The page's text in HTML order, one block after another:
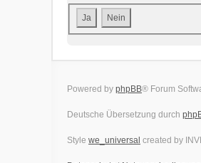
Powered by phpBB® Forum
Deutsche Übersetzung durch
Style we_universal created by